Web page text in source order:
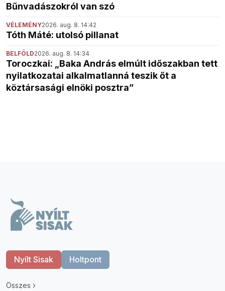
Bűnvadászokról van szó
VÉLEMÉNY2026. aug. 8. 14:42
Tóth Máté: utolsó pillanat
BELFÖLD2026. aug. 8. 14:34
Toroczkai: „Baka András elmúlt időszakban tett
nyilatkozatai alkalmatlanná teszik őt a
köztársasági elnöki posztra”
Nyílt Sisak Holtpont
Összes